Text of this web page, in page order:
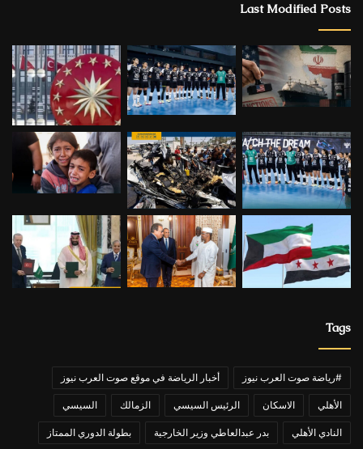
Last Modified Posts
Tags
#رياضة صوت العرب نيوز أخبار الرياضة في موقع صوت العرب نيوز
الأهلي الاسكان الرئيس السيسي الزمالك السيسي
النادي الأهلي بدر عبدالعاطي وزير الخارجية بطولة الدوري الممتاز